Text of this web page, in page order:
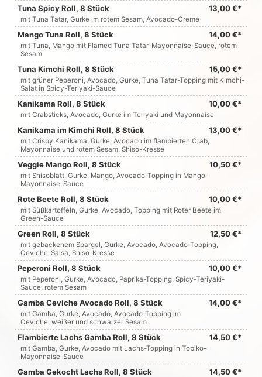
Tuna Spicy Roll, 8 Stück 13,00 €*
mit Tuna Tatar, Gurke im rotem Sesam, Avocado-Creme
Mango Tuna Roll, 8 Stück 14,00 €*
mit Tuna, Mango mit Flamed Tuna Tatar-Mayonnaise-Sauce, rotem
Sesam
Tuna Kimchi Roll, 8 Stück 15,00 €*
mit grüner Peperoni, Avocado, Gurke, Tuna Tatar-Topping mit Kimchi-
Salat in Spicy-Teriyaki-Sauce
Kanikama Roll, 8 Stück 10,00 €*
mit Crabsticks, Avocado, Gurke im Teriyaki und Mayonnaise
Kanikama im Kimchi Roll, 8 Stück 13,00 €*
mit Crispy Kanikama, Gurke, Avocado im flambierten Crab,
Mayonnaise und rotem Sesam, Shiso-Kresse
Veggie Mango Roll, 8 Stück 10,50 €*
mit Shisoblatt, Gurke, Mango, Avocado-Topping in Mango-
Mayonnaise-Sauce
Rote Beete Roll, 8 Stück 10,00 €*
mit Süßkartoffeln, Gurke, Avocado, Topping mit Roter Beete im
Green-Sauce
Green Roll, 8 Stück 12,50 €*
mit gebackenem Spargel, Gurke, Avocado, Avocado-Topping,
Ceviche-Salsa, Shiso-Kresse
Peperoni Roll, 8 Stück 10,00 €*
mit Peperoni, Gurke, Avocado, Paprika-Topping, Spicy-Teriyaki-
Sauce, rotem Sesam
Gamba Ceviche Avocado Roll, 8 Stück 14,00 €*
mit Gamba, Gurke, Avocado, Avocado-Topping im
Ceviche, weißer und schwarzer Sesam
Flambierte Lachs Gamba Roll, 8 Stück 14,50 €*
mit Gamba, Gurke, Avocado mit Lachs-Topping in Tobiko-
Mayonnaise-Sauce
Gamba Gekocht Lachs Roll, 8 Stück 14,50 €*